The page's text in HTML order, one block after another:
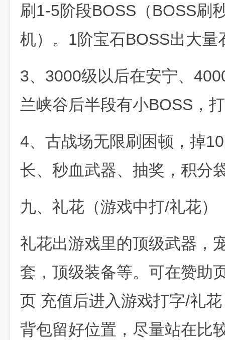
刷1-5阶段BOSS（BOSS刷
机）。1阶宝石BOSS出大
3、3000级以后在安宁、
兰峡谷后半段有小BOSS，
4、古战场无限刷困顿，掉
长、秒血武器、抽奖，积分
九、礼花（游戏中打/礼花）
礼花出游戏里的顶级武器，
套，顶级装备等。可在赞助
页 充值后进入游戏打字/礼
背包留好位置，尽量站在比